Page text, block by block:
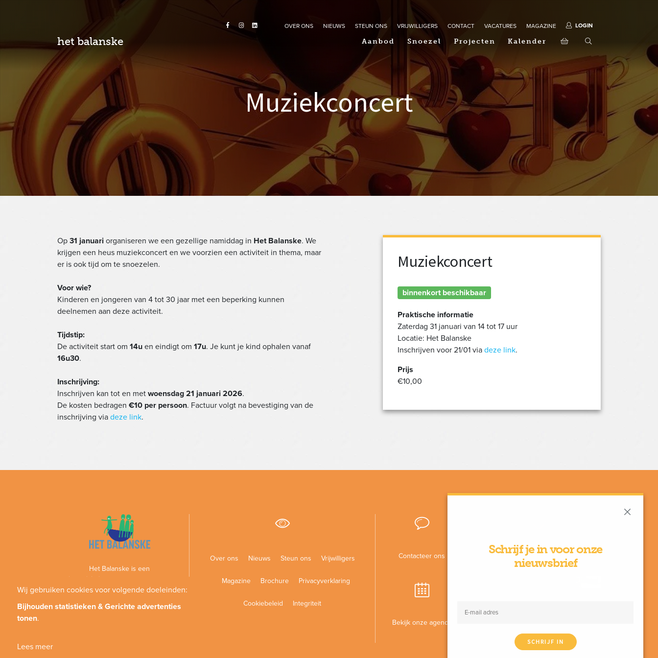
OVER ONS NIEUWS STEUN ONS VRIJWILLIGERS CONTACT VACATURES MAGAZINE LOGIN
het balanske Aanbod Snoezel Projecten Kalender
Muziekconcert
Op 31 januari organiseren we een gezellige namiddag in Het Balanske. We
krijgen een heus muziekconcert en we voorzien een activiteit in thema, maar
er is ook tijd om te snoezelen.
Voor wie?
Kinderen en jongeren van 4 tot 30 jaar met een beperking kunnen
deelnemen aan deze activiteit.
Tijdstip:
De activiteit start om 14u en eindigt om 17u. Je kunt je kind ophalen vanaf
16u30.
Inschrijving:
Inschrijven kan tot en met woensdag 21 januari 2026.
De kosten bedragen €10 per persoon. Factuur volgt na bevestiging van de
inschrijving via deze link.
Muziekconcert
binnenkort beschikbaar
Praktische informatie
Zaterdag 31 januari van 14 tot 17 uur
Locatie: Het Balanske
Inschrijven voor 21/01 via deze link.
Prijs
€10,00
Schrijf je in voor onze
nieuwsbrief
SCHRIJF IN
Het Balanske is een
gezinsactiviteitencentrum voor personen
met een handicap en hun gezin
Over ons Nieuws Steun ons Vrijwilligers
Magazine Brochure Privacyverklaring
Cookiebeleid Integriteit
Contacteer ons
Bekijk onze agenda
Met de steun van
Wij gebruiken cookies voor volgende doeleinden:
Bijhouden statistieken & Gerichte advertenties
tonen.
Lees meer